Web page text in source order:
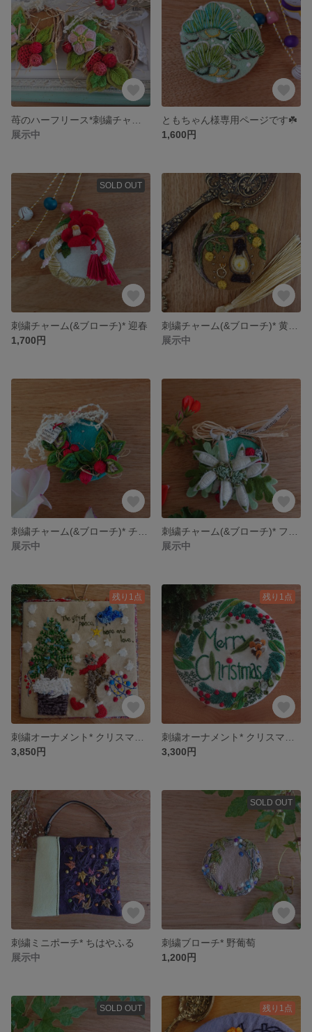
展示中
ともちゃん様専用ページです☘️
1,600円
SOLD OUT
刺繍チャーム(&ブローチ)* 迎春
1,700円
展示中
展示中
展示中
残り1点
3,850円
残り1点
3,300円
刺繍ミニポーチ* ちはやふる
展示中
SOLD OUT
刺繍ブローチ* 野葡萄
1,200円
SOLD OUT 残り1点